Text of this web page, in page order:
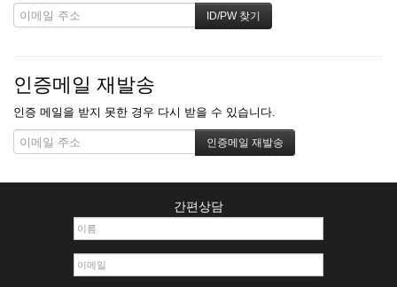
인증메일 재발송
인증 메일을 받지 못한 경우 다시 받을 수 있습니다.
간편상담